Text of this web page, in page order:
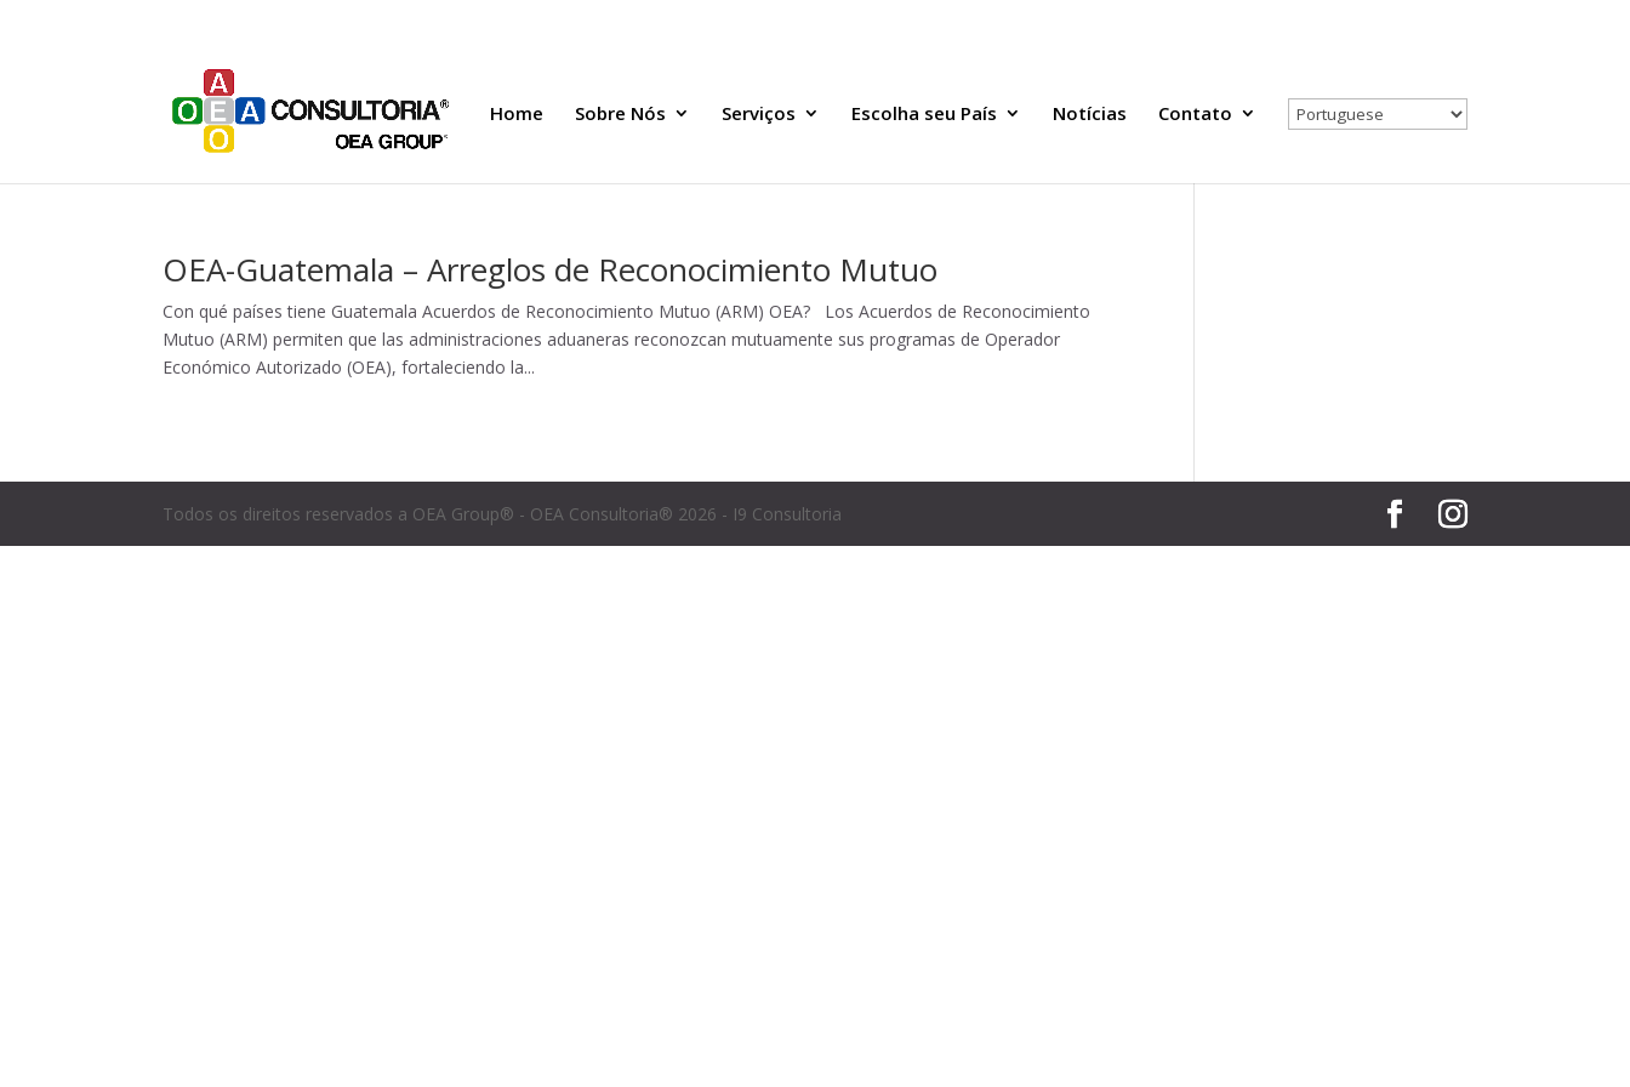
Home Sobre Nós Serviços Escolha seu País Notícias Contato
OEA-Guatemala – Arreglos de Reconocimiento Mutuo
Con qué países tiene Guatemala Acuerdos de Reconocimiento Mutuo (ARM) OEA? Los Acuerdos de Reconocimiento
Mutuo (ARM) permiten que las administraciones aduaneras reconozcan mutuamente sus programas de Operador
Económico Autorizado (OEA), fortaleciendo la...
Todos os direitos reservados a OEA Group® - OEA Consultoria® 2026 - I9 Consultoria